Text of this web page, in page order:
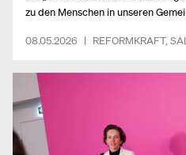
zu den Menschen in unseren
08.05.2026 | REFORMKRAFT,